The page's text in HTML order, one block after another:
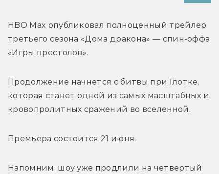
HBO Max опубликовал полноценный трейлер
третьего сезона «Дома дракона» — спин-оффа
«Игры престолов».
Продолжение начнется с битвы при Глотке,
которая станет одной из самых масштабных и
кровопролитных сражений во вселенной.
Премьера состоится 21 июня.
Напомним, шоу уже продлили на четвертый